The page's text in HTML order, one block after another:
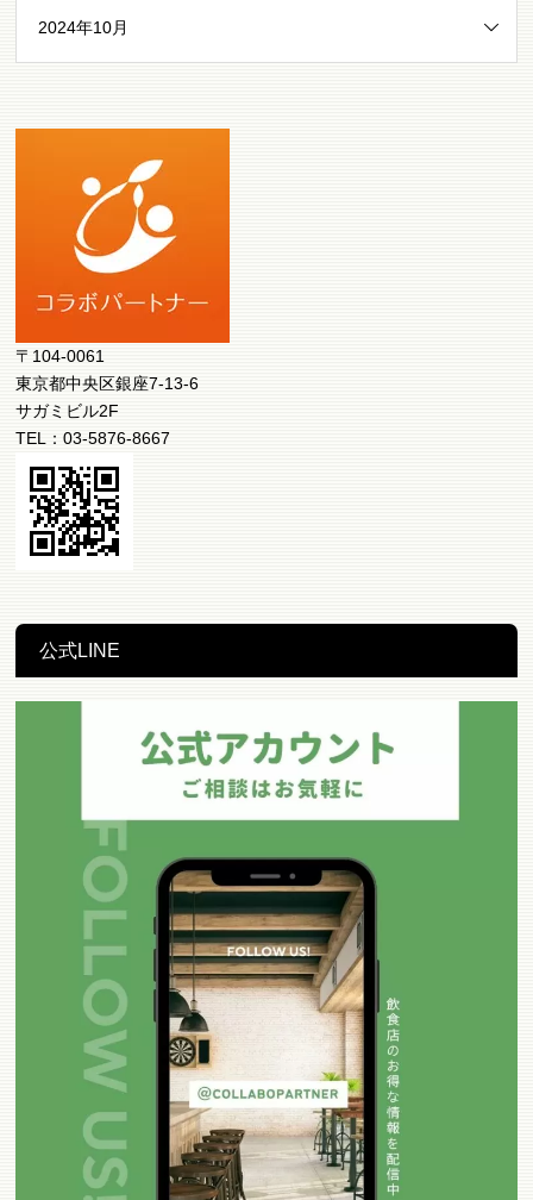
〒104-0061
東京都中央区銀座7-13-6
サガミビル2F
TEL：03-5876-8667
公式LINE